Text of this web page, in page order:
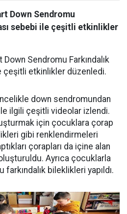
Down Sendromu
sebebi ile çeşitli etkinlikler
Down Sendromu Farkındalık
çeşitli etkinlikler düzenledi.
down sendromundan
ilgili çeşitli videolar izlendi.
için çocuklara çorap
gibi renklendirmeleri
çorapları da içine alan
Ayrıca çocuklarla
bileklikleri yapıldı.